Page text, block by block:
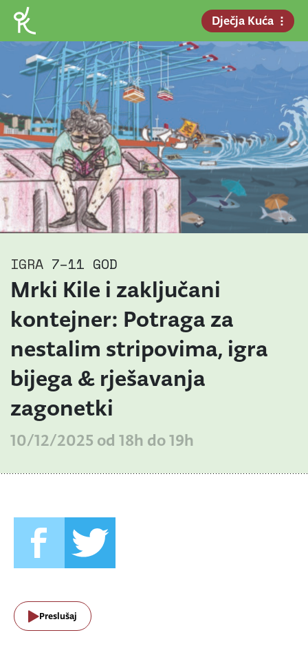
Dječja Kuća
IGRA 7–11 GOD
Mrki Kile i zaključani
kontejner: Potraga za
nestalim stripovima, igra
bijega & rješavanja
zagonetki
10/12/2025 od 18h do 19h
Preslušaj